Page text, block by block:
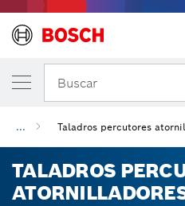
Buscar
... Taladros percutores
TALADROS